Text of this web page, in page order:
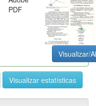
PDF
Visualizar/
Visualizar estatísticas